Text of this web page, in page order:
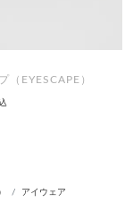
（EYESCAPE）
アイウェア